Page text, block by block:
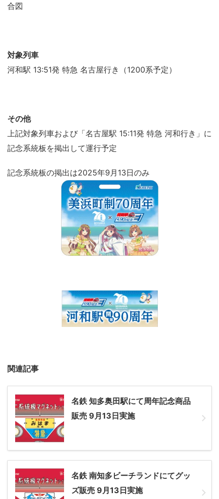
合図
対象列車
河和駅 13:51発 特急 名古屋行き（1200系予定）
その他
上記対象列車および「名古屋駅 15:11発 特急 河和行き」に
記念系統板を掲出して運行予定
記念系統板の掲出は2025年9月13日のみ
関連記事
名鉄 知多奥田駅にて周年記念商品
販売 9月13日実施
名鉄 南知多ビーチランドにてグッ
ズ販売 9月13日実施